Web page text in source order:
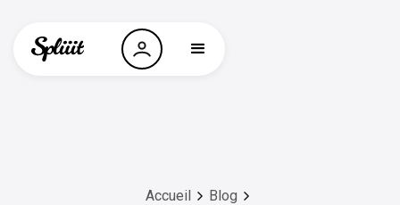
Accueil
Blog